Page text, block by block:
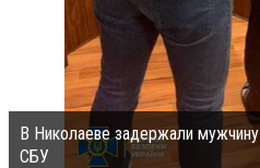
В Николаеве задержали мужчину
СБУ